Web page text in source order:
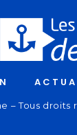
– Tous droits